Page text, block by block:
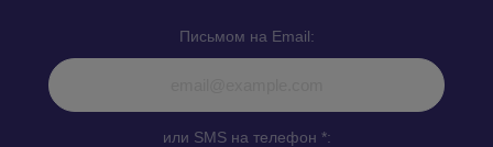
Письмом на Email:
или SMS на телефон *: